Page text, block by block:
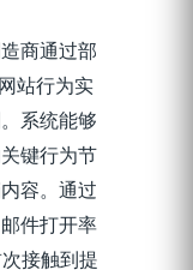
商通过部
站行为实
系统能够
键行为节
容。通过
件打开率
接触到提